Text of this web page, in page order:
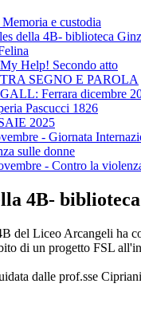
e custodia
della 4B- biblioteca
Help! Secondo atto
SEGNO E PAROLA
Ferrara dicembre
Pascucci 1826
2025
- Giornata
sulle donne
- Contro la
4B-
del Liceo Arcangeli ha
di un progetto FSL
dalle prof.sse